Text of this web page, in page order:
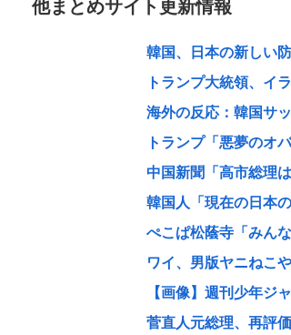
他まとめサイト更新情報
韓国、日本の新しい
トランプ大統領、イ
海外の反応：韓国サ
トランプ「悪夢のオ
中国新聞「高市総理
韓国人「現在の日本
ぺこぱ松蔭寺「みん
ワイ、男版ヤニねこ
【画像】週刊少年ジ
菅直人元総理、再評